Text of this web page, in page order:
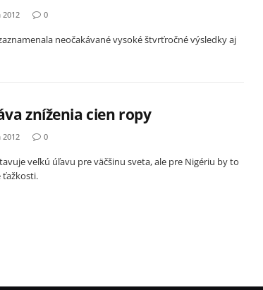
2012 0
neočakávané vysoké štvrťročné výsledky aj
zníženia cien ropy
2012 0
veľkú úľavu pre väčšinu sveta, ale pre Nigériu by to
ťažkosti.